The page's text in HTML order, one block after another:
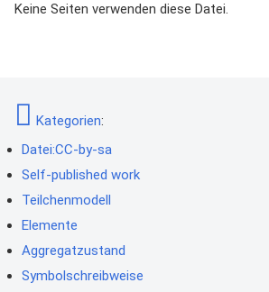
Keine Seiten verwenden diese Datei.
Kategorien:
Datei:CC-by-sa
Self-published work
Teilchenmodell
Elemente
Aggregatzustand
Symbolschreibweise